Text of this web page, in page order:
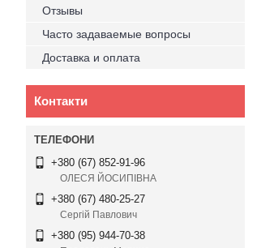
Отзывы
Часто задаваемые вопросы
Доставка и оплата
Контакти
+380 (67) 852-91-96
ОЛЕСЯ ЙОСИПІВНА
+380 (67) 480-25-27
Сергій Павлович
+380 (95) 944-70-38